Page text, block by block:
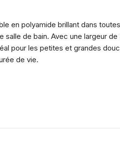
en polyamide brillant dans
de bain. Avec une largeur
pour les petites et grandes
de vie.